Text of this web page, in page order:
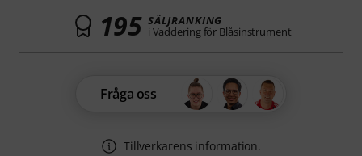
195 SÄLJRANKING
i Vaddering för Blåsinstrument
Fråga oss
Tillverkarens information.